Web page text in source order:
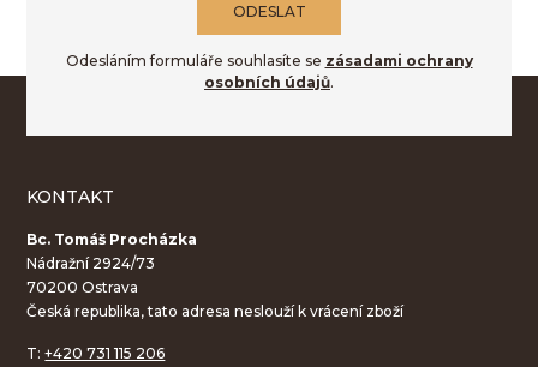
ODESLAT
Odesláním formuláře souhlasíte se zásadami ochrany
osobních údajů.
KONTAKT
Bc. Tomáš Procházka
Nádražní 2924/73
70200 Ostrava
Česká republika, tato adresa neslouží k vrácení zboží
T:+420 731 115 206